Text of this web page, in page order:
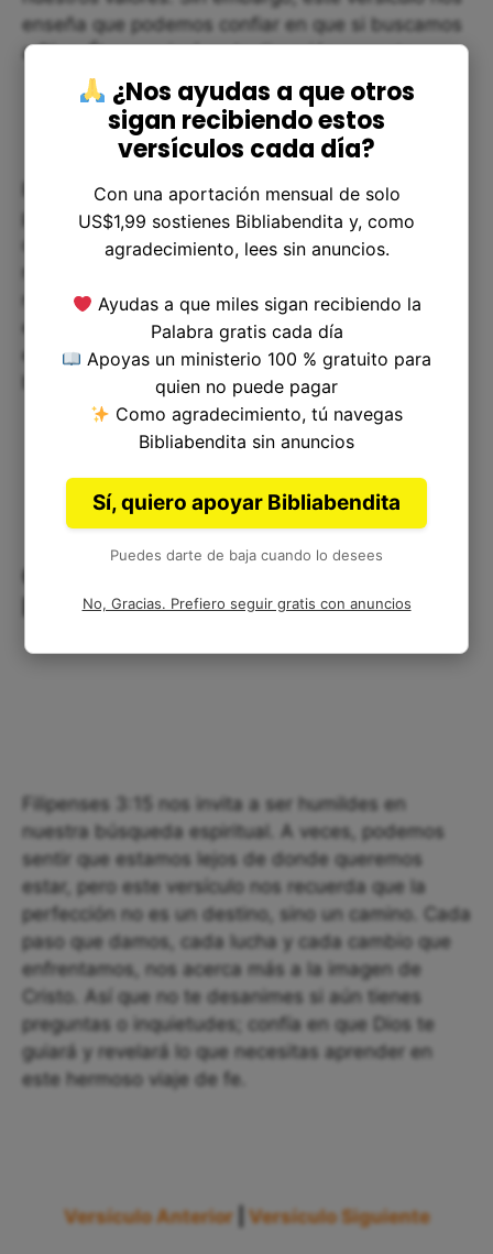
enseña que podemos confiar en que si buscamos
a Dios, Él nos guiará en la dirección correcta.
En resumen, Filipenses 3:15 nos recuerda que la
perfección espiritual es un proceso continuo y que
debemos buscar siempre crecer en nuestra
nos mostrará el camino a seguir en nuestra vida
espiritual si buscamos Su guía. Esto puede dar
esperanza y tranquilidad a aquellos que están en
busca de su lugar en el mundo y en su fe.
Caminando Hacia la Perfección:
Reflexión Corta
Filipenses 3:15 nos invita a ser humildes en
nuestra búsqueda espiritual. A veces, podemos
sentir que estamos lejos de donde queremos
estar, pero este versículo nos recuerda que la
perfección no es un destino, sino un camino. Cada
paso que damos, cada lucha y cada cambio que
enfrentamos, nos acerca más a la imagen de
Cristo. Así que no te desanimes si aún tienes
preguntas o inquietudes; confía en que Dios te
guiará y revelará lo que necesitas aprender en
este hermoso viaje de fe.
Versículo Anterior Versículo Siguiente
¿Nos ayudas a que otros
sigan recibiendo estos
versículos cada día?
Con una aportación mensual de solo
US$1,99 sostienes Bibliabendita y, como
agradecimiento, lees sin anuncios.
Ayudas a que miles sigan recibiendo la
Palabra gratis cada día
Apoyas un ministerio 100 % gratuito para
quien no puede pagar
Como agradecimiento, tú navegas
Bibliabendita sin anuncios
Sí, quiero apoyar Bibliabendita
Puedes darte de baja cuando lo desees
No, Gracias. Prefiero seguir gratis con anuncios